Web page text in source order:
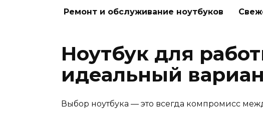
Ремонт и обслуживание ноутбуков
Ноутбук для
идеальный
Выбор ноутбука — это всегда компромисс